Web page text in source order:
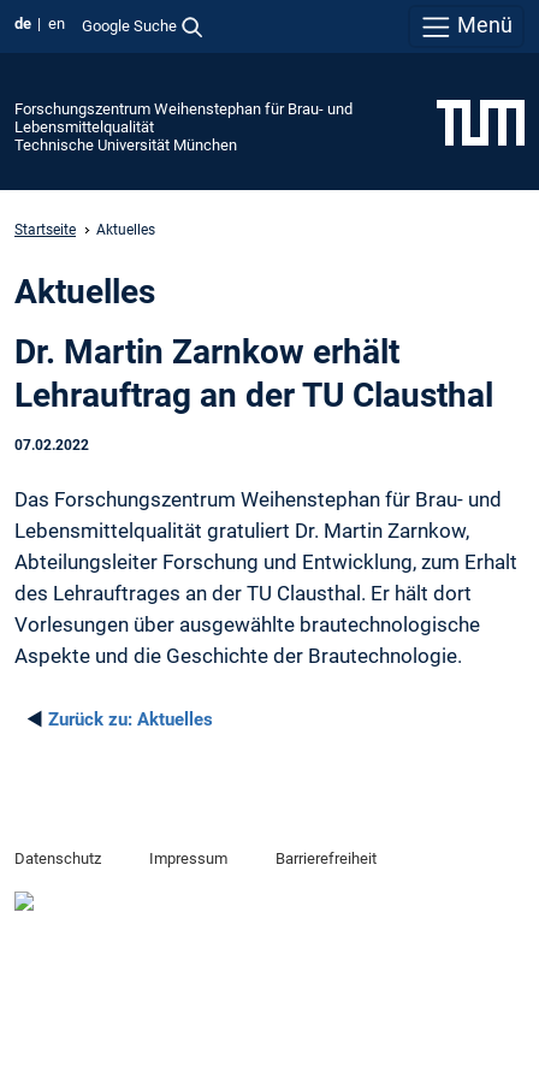
de en Google Suche Menü
Forschungszentrum Weihenstephan für Brau- und
Lebensmittelqualität
Technische Universität München
Startseite Aktuelles
Aktuelles
Dr. Martin Zarnkow erhält
Lehrauftrag an der TU Clausthal
07.02.2022
Das Forschungszentrum Weihenstephan für Brau- und
Lebensmittelqualität gratuliert Dr. Martin Zarnkow,
Abteilungsleiter Forschung und Entwicklung, zum Erhalt
des Lehrauftrages an der TU Clausthal. Er hält dort
Vorlesungen über ausgewählte brautechnologische
Aspekte und die Geschichte der Brautechnologie.
◄ Zurück zu: Aktuelles
Datenschutz Impressum Barrierefreiheit